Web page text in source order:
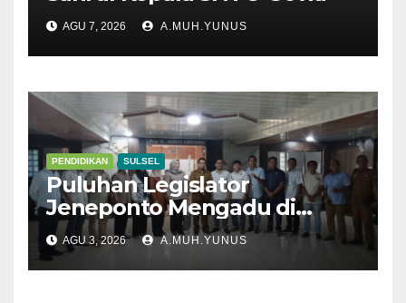
AGU 7, 2026 A.MUH.YUNUS
PENDIDIKAN SULSEL
Puluhan Legislator
Jeneponto Mengadu di
Disdik Sulsel
AGU 3, 2026 A.MUH.YUNUS